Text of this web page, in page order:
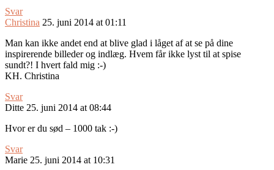
Svar
Christina 25. juni 2014 at 01:11
Man kan ikke andet end at blive glad i låget af at se på dine
inspirerende billeder og indlæg. Hvem får ikke lyst til at spise
sundt?! I hvert fald mig :-)
KH. Christina
Svar
Ditte 25. juni 2014 at 08:44
Hvor er du sød – 1000 tak :-)
Svar
Marie 25. juni 2014 at 10:31